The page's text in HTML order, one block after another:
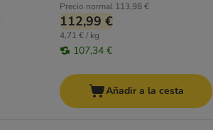
Precio normal 113,98 €
112,99 €
4,71 € / kg
107,34 €
Añadir a la cesta